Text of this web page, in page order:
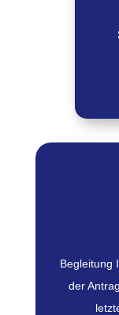
Begleitung
der